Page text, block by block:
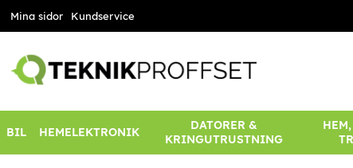
Mina sidor Kundservice
BIL HEMELEKTRONIK
DATORER &
KRINGUTRUSTNING